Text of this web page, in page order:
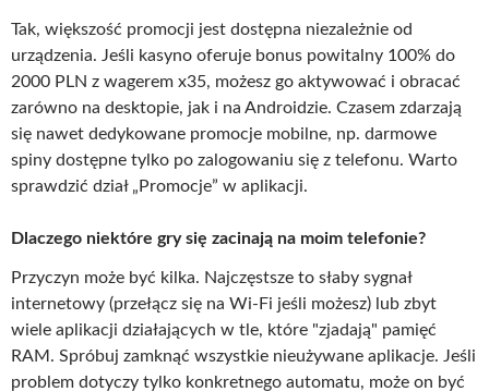
Tak, większość promocji jest dostępna niezależnie od
urządzenia. Jeśli kasyno oferuje bonus powitalny 100% do
2000 PLN z wagerem x35, możesz go aktywować i obracać
zarówno na desktopie, jak i na Androidzie. Czasem zdarzają
się nawet dedykowane promocje mobilne, np. darmowe
spiny dostępne tylko po zalogowaniu się z telefonu. Warto
sprawdzić dział „Promocje” w aplikacji.
Dlaczego niektóre gry się zacinają na moim telefonie?
Przyczyn może być kilka. Najczęstsze to słaby sygnał
internetowy (przełącz się na Wi-Fi jeśli możesz) lub zbyt
wiele aplikacji działających w tle, które "zjadają" pamięć
RAM. Spróbuj zamknąć wszystkie nieużywane aplikacje. Jeśli
problem dotyczy tylko konkretnego automatu, może on być